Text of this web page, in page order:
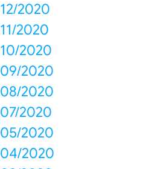
12/2020
11/2020
10/2020
09/2020
08/2020
07/2020
05/2020
04/2020